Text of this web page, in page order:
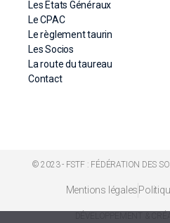
Les Etats Généraux
Le CPAC
Le règlement taurin
Les Socios
La route du taureau
Contact
© 2023 - FSTF : FÉDÉRATION DES
Mentions légales